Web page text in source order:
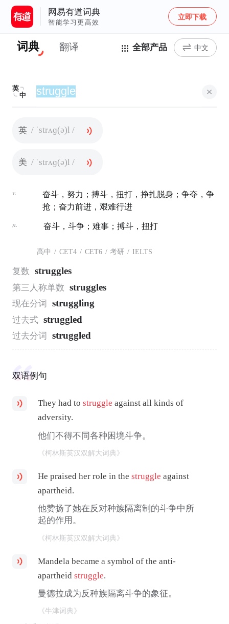
网易有道词典
智能学习更高效
立即下载
词典 翻译 全部产品 中文
英
中
英 / ˈstrʌɡ(ə)l /
美 / ˈstrʌɡ(ə)l /
v.
奋斗，努力；搏斗，扭打，挣扎脱身；争夺，争
抢；奋力前进，艰难行进
n. 奋斗，斗争；难事；搏斗，扭打
高中 / CET4 / CET6 / 考研 / IELTS
复数 struggles
第三人称单数 struggles
现在分词 struggling
过去式 struggled
过去分词 struggled
双语例句
They had tostruggle against all kinds of
adversity.
他们不得不同各种困境斗争。
《柯林斯英汉双解大词典》
He praised her role in thestruggle against
apartheid.
他赞扬了她在反对种族隔离制的斗争中所
起的作用。
《柯林斯英汉双解大词典》
Mandela became a symbol of the anti-
apartheidstruggle.
曼德拉成为反种族隔离斗争的象征。
《牛津词典》